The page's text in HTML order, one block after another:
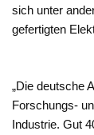
sich unter
gefertigten
„Die deutsche
Forschungs-
Industrie. Gut